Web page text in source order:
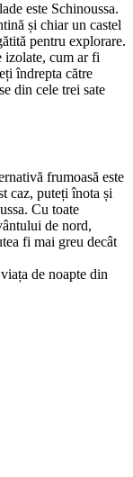
este Schinoussa.
și chiar un castel
pentru explorare.
izolate, cum ar fi
îndrepta către
din cele trei sate
frumoasă este
caz, puteți înota și
Cu toate
de nord,
fi mai greu decât
de noapte din